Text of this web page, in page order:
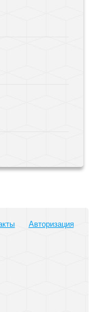
Авторизация